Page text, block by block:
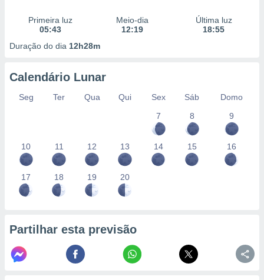
Primeira luz
05:43
Meio-dia
12:19
Última luz
18:55
Duração do dia 12h28m
Calendário Lunar
Seg Ter Qua Qui Sex Sáb
Domo
7
8 9
10 11 12 13 14 15 16
17 18 19 20
Partilhar esta previsão